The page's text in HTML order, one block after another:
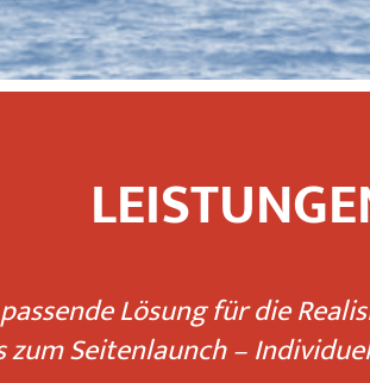
Lösungfür die
Seitenlaunch –